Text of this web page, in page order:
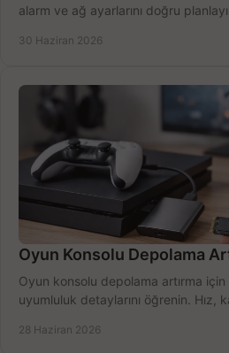
alarm ve ağ ayarlarını doğru
30 Haziran 2026
Oyun Konsolu Depolama
Oyun konsolu depolama artırma
uyumluluk detaylarını öğrenin. Hız,
28 Haziran 2026